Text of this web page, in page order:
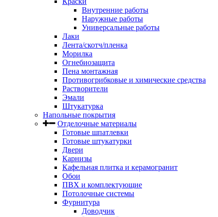
Внутренние работы
Наружные работы
Универсальные работы
Лаки
Лента/скотч/пленка
Морилка
Огнебиозащита
Пена монтажная
Противогрибковые и химические средства
Растворители
Эмали
Штукатурка
Напольные покрытия
Отделочные материалы
Готовые шпатлевки
Готовые штукатурки
Двери
Карнизы
Кафельная плитка и керамогранит
Обои
ПВХ и комплектующие
Потолочные системы
Фурнитура
Доводчик